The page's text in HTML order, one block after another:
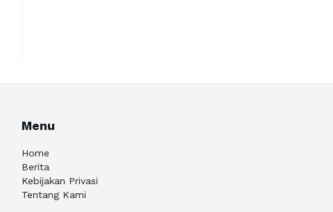
Menu
Home
Berita
Kebijakan Privasi
Tentang Kami